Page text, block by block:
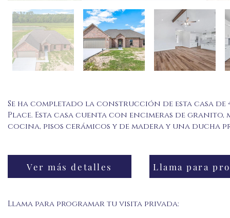
Se ha completado la construcción de esta casa
Place. Esta casa cuenta con encimeras de
cocina, pisos cerámicos y de madera y una ducha
Ver más detalles
Llama para programar tu visita privada: